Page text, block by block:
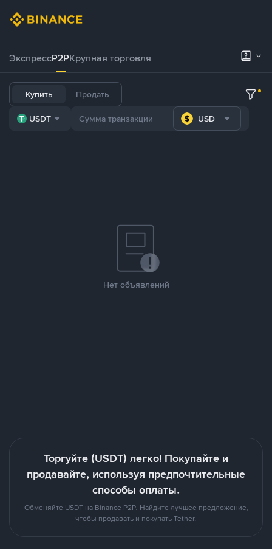
ЭкспрессP2PКрупная торговля
Купить Продать
USDT USD
Нет объявлений
Торгуйте (USDT) легко! Покупайте и
продавайте, используя предпочтительные
способы оплаты.
Обменяйте USDT на Binance P2P. Найдите лучшее предложение,
чтобы продавать и покупать Tether.